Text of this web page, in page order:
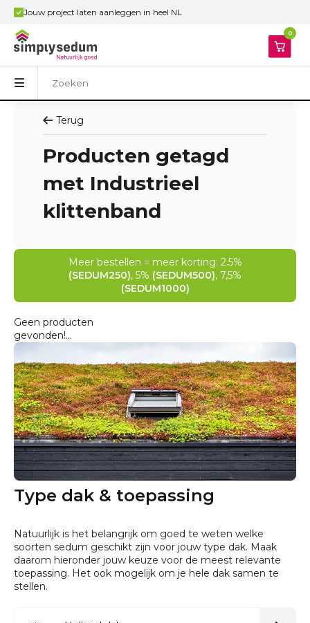
Jouw project laten aanleggen in heel NL
0
Terug
Producten getagd
met Industrieel
klittenband
Meer bestellen = meer korting: 2.5%
(SEDUM250), 5% (SEDUM500), 7,5%
(SEDUM1000)
Geen producten
gevonden!...
Type dak & toepassing
Natuurlijk is het belangrijk om goed te weten welke
soorten sedum geschikt zijn voor jouw type dak. Maak
daarom hieronder jouw keuze voor de meest relevante
toepassing. Het ook mogelijk om je hele dak samen te
stellen.